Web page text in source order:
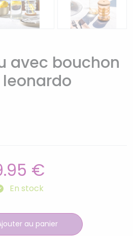
avec bouchon
€
En stock
au panier